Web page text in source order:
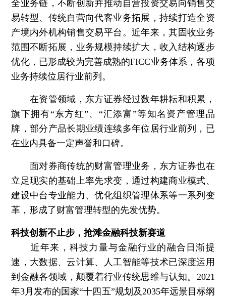
全业务链，不断创新并推动自营投资交易向销售交
易转型、传统自营向代客业务拓展，持续打造全资
产境内外机构销售交易平台。近年来，其固收业务
范围不断拓展，业务规模持续扩大，收入结构逐步
优化，已形成较为完善成熟的FICC业务体系，各项
业务持续位居行业前列。
在资管领域，东方证券经过数年耕耘和积累，
旗下拥有“东方红”、“汇添富”等知名资产管理品
牌，部分产品长期业绩连续多年位居行业前列，已
在业内具备一定声誉和口碑。
面对券商传统的财富管理业务，东方证券也在
立足现实的基础上率先求变，通过构建商业模式、
建设中台专业能力、优化组织管理体系等一系列变
革，形成了财富管理转型的先发优势。
科技创新不止步，抢滩金融科技新赛道
近年来，科技力量与金融行业的融合日渐提
速，大数据、云计算、人工智能等技术已深度运用
到金融各领域，颠覆着行业传统思维与认知。2021
年3月发布的国家“十四五”规划及2035年远景目标纲